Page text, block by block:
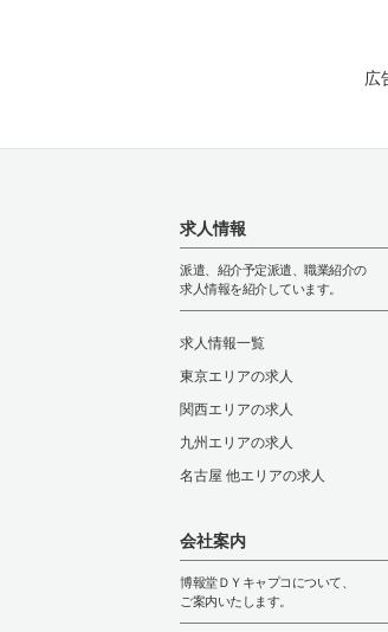
広
求人情報
派遣、紹介予定派遣、職業紹介の
求人情報を紹介しています。
求人情報一覧
東京エリアの求人
関西エリアの求人
九州エリアの求人
名古屋 他エリアの求人
会社案内
博報堂ＤＹキャプコについて、
ご案内いたします。